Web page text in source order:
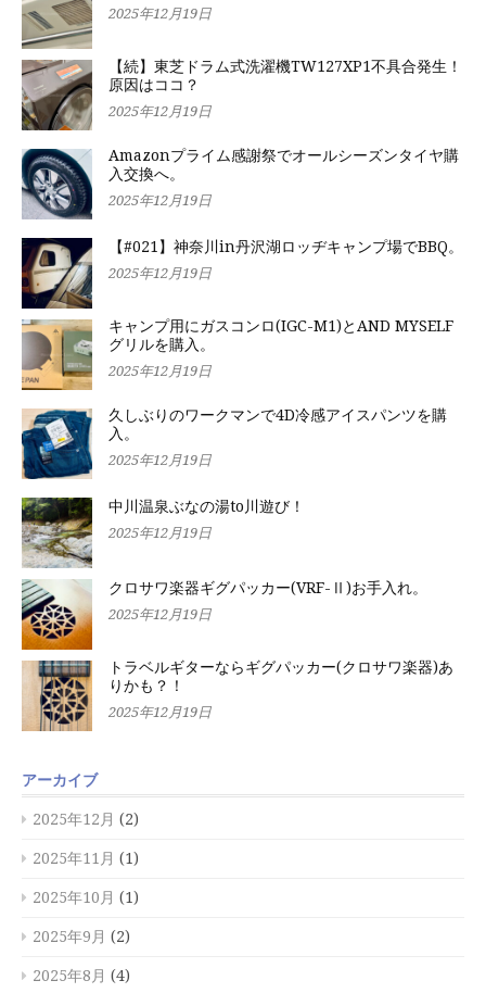
2025年12月19日
【続】東芝ドラム式洗濯機TW127XP1不具合発生！
原因はココ？
2025年12月19日
Amazonプライム感謝祭でオールシーズンタイヤ購
入交換へ。
2025年12月19日
【#021】神奈川in丹沢湖ロッヂキャンプ場でBBQ。
2025年12月19日
キャンプ用にガスコンロ(IGC-M1)とAND MYSELF
グリルを購入。
2025年12月19日
久しぶりのワークマンで4D冷感アイスパンツを購
入。
2025年12月19日
中川温泉ぶなの湯to川遊び！
2025年12月19日
クロサワ楽器ギグパッカー(VRF-Ⅱ)お手入れ。
2025年12月19日
トラベルギターならギグパッカー(クロサワ楽器)あ
りかも？！
2025年12月19日
アーカイブ
2025年12月 (2)
2025年11月 (1)
2025年10月 (1)
2025年9月 (2)
2025年8月 (4)